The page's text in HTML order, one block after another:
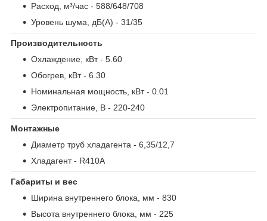
Расход, м³/час - 588/648/708
Уровень шума, дБ(А) - 31/35
Производительность
Охлаждение, кВт- 5.60
Обогрев, кВт- 6.30
Номинальная мощность, кВт- 0.01
Электропитание, В - 220-240
Монтажные
Диаметр труб хладагента - 6,35/12,7
Хладагент- R410A
Габариты и вес
Ширина внутреннего блока, мм - 830
Высота внутреннего блока, мм - 225